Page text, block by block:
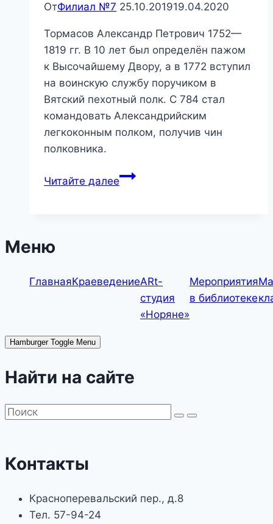
ОтФилиал №7 25.10.201919.04.2020
Тормасов Александр Петрович 1752—
1819 гг. В 10 лет был определён пажом
к Высочайшему Двору, а в 1772 вступил
на воинскую службу поручиком в
Вятский пехотный полк. С 784 стал
командовать Александрийским
легкоконным полком, получив чин
полковника.
Читайте далееТормасов
Меню
ГлавнаяКраеведениеARt-
студия
«Норяне»
Мероприятия
в библиотеке
Hamburger Toggle Menu
Найти на сайте
Контакты
Красноперевальский пер., д.8
Тел. 57-94-24